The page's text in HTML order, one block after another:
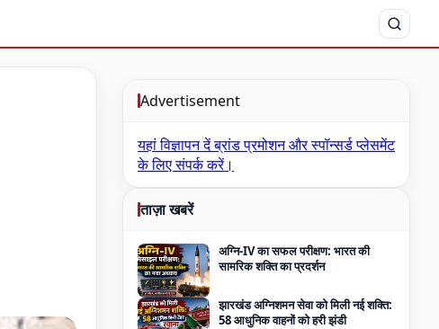
Advertisement
यहां विज्ञापन देंब्रांड प्रमोशन और स्पॉन्सर्ड प्लेसमेंट
के लिए संपर्क करें।
ताज़ा खबरें
अग्नि-IV का सफल परीक्षण: भारत की
सामरिक शक्ति का प्रदर्शन
झारखंड अग्निशमन सेवा को मिली नई शक्ति:
58 आधुनिक वाहनों को हरी झंडी